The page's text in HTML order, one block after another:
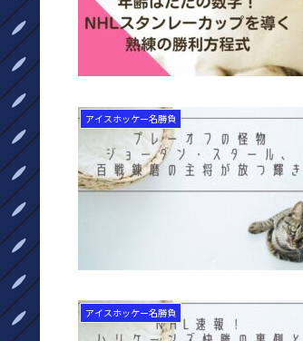
アイスホッケー名勝負
アイスホッケー名勝負